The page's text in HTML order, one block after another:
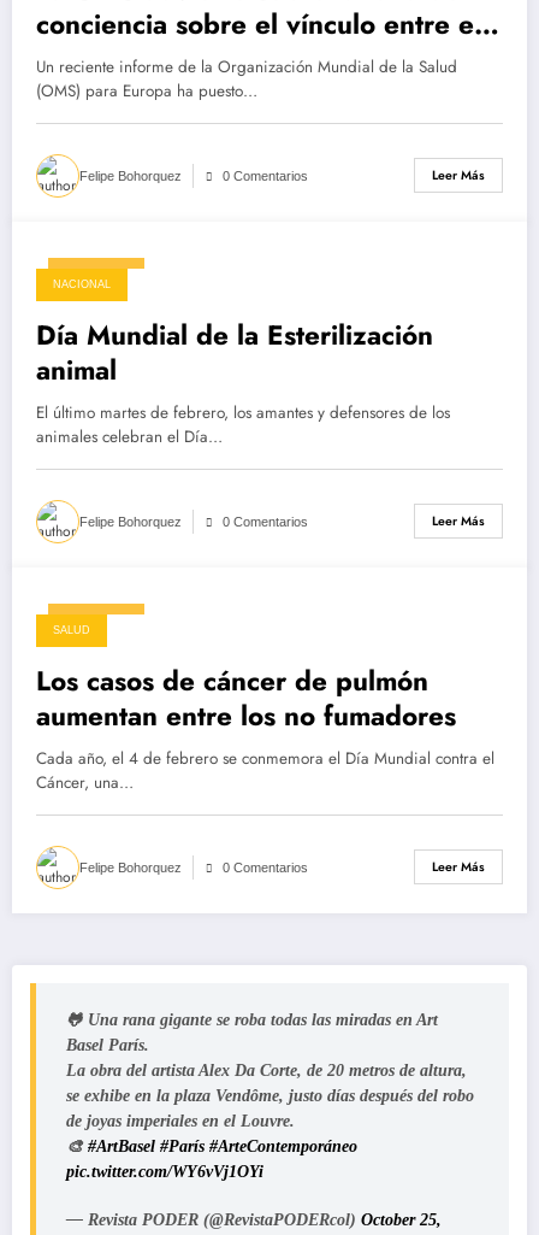
conciencia sobre el vínculo entre el
alcohol y el cáncer
Un reciente informe de la Organización Mundial de la Salud
(OMS) para Europa ha puesto…
Felipe Bohorquez 0 Comentarios Leer Más
25/02/2025
NACIONAL
Día Mundial de la Esterilización
animal
El último martes de febrero, los amantes y defensores de los
animales celebran el Día…
Felipe Bohorquez 0 Comentarios Leer Más
04/02/2025
SALUD
Los casos de cáncer de pulmón
aumentan entre los no fumadores
Cada año, el 4 de febrero se conmemora el Día Mundial contra el
Cáncer, una…
Felipe Bohorquez 0 Comentarios Leer Más
🐸 Una rana gigante se roba todas las miradas en Art
Basel París.
La obra del artista Alex Da Corte, de 20 metros de altura,
se exhibe en la plaza Vendôme, justo días después del robo
de joyas imperiales en el Louvre.
🎨 #ArtBasel #París #ArteContemporáneo
pic.twitter.com/WY6vVj1OYi
— Revista PODER (@RevistaPODERcol) October 25,